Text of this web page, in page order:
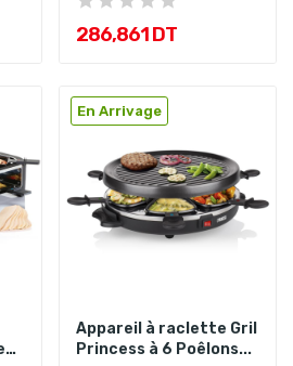
286,861 DT
En Arrivage
Appareil à raclette Gril
Princess à 6 Poêlons...